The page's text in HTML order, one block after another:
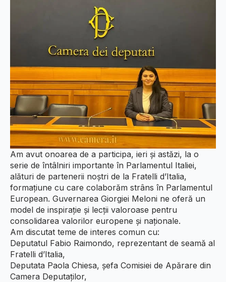
Am avut onoarea de a participa, ieri și astăzi, la o
serie de întâlniri importante în Parlamentul Italiei,
alături de partenerii noștri de la Fratelli d’Italia,
formațiune cu care colaborăm strâns în Parlamentul
European. Guvernarea Giorgiei Meloni ne oferă un
model de inspirație și lecții valoroase pentru
consolidarea valorilor europene și naționale.
Am discutat teme de interes comun cu:
Deputatul Fabio Raimondo, reprezentant de seamă al
Fratelli d’Italia,
Deputata Paola Chiesa, șefa Comisiei de Apărare din
Camera Deputaților,